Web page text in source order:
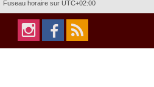
Fuseau horaire sur UTC+02:00